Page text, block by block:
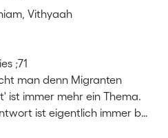
Vithyaah
;71
man denn Migranten
ist immer mehr ein Thema.
ist eigentlich immer bei
oder jedem Workshop, an